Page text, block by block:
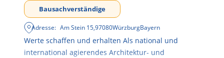
Bausachverständige
Adresse: Am Stein 15,97080WürzburgBayern
Werte schaffen und erhalten Als national und
international agierendes Architektur- und